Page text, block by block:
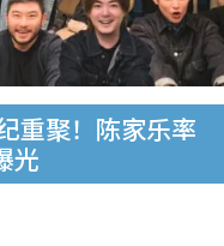
重聚！陈家乐率
光